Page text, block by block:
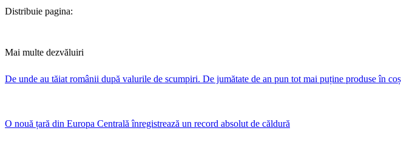
Distribuie pagina:
Mai multe dezvăluiri
De unde au tăiat românii după valurile de scumpiri. De jumătate de an pun tot mai puține produse în
O nouă țară din Europa Centrală înregistrează un record absolut de căldură